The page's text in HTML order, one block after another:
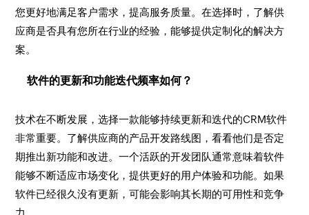
您更好地满足客户需求，提高服务质量。在选择时，了解供
应商是否具有您所在行业的经验，能够提供定制化的解决方
案。
软件的更新和功能迭代频率如何？
技术在不断发展，选择一款能够持续更新和迭代的CRM软件
非常重要。了解供应商的产品开发路线图，看看他们是否定
期推出新功能和改进。一个活跃的开发团队通常意味着软件
能够不断适应市场变化，提供更好的用户体验和功能。如果
软件已经很久没有更新，可能会影响其长期的可用性和竞争
力。